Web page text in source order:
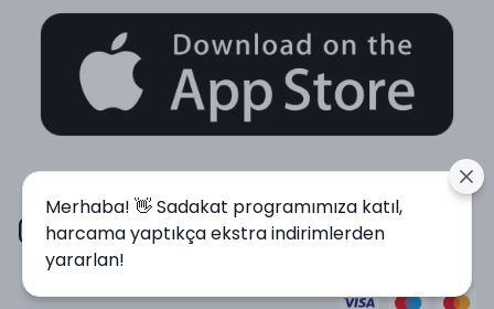
Merhaba! 👋 Sadakat programımıza katıl,
harcama yaptıkça ekstra indirimlerden
yararlan!